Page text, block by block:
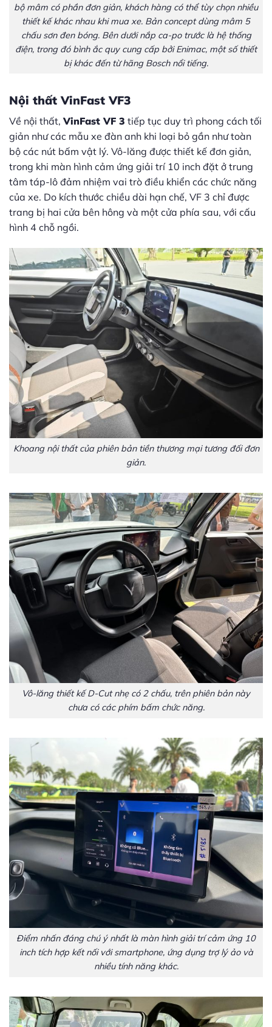
bộ mâm có phần đơn giản, khách hàng có thể tùy chọn nhiều
thiết kế khác nhau khi mua xe. Bản concept dùng mâm 5
chấu sơn đen bóng. Bên dưới nắp ca-po trước là hệ thống
điện, trong đó bình ắc quy cung cấp bởi Enimac, một số thiết
bị khác đến từ hãng Bosch nổi tiếng.
Nội thất VinFast VF3
Về nội thất, VinFast VF 3 tiếp tục duy trì phong cách tối
giản như các mẫu xe đàn anh khi loại bỏ gần như toàn
bộ các nút bấm vật lý. Vô-lăng được thiết kế đơn giản,
trong khi màn hình cảm ứng giải trí 10 inch đặt ở trung
tâm táp-lô đảm nhiệm vai trò điều khiển các chức năng
của xe. Do kích thước chiều dài hạn chế, VF 3 chỉ được
trang bị hai cửa bên hông và một cửa phía sau, với cấu
hình 4 chỗ ngồi.
Khoang nội thất của phiên bản tiền thương mại tương đối đơn
giản.
Vô-lăng thiết kế D-Cut nhẹ có 2 chấu, trên phiên bản này
chưa có các phím bấm chức năng.
Điểm nhấn đáng chú ý nhất là màn hình giải trí cảm ứng 10
inch tích hợp kết nối với smartphone, ứng dụng trợ lý ảo và
nhiều tính năng khác.